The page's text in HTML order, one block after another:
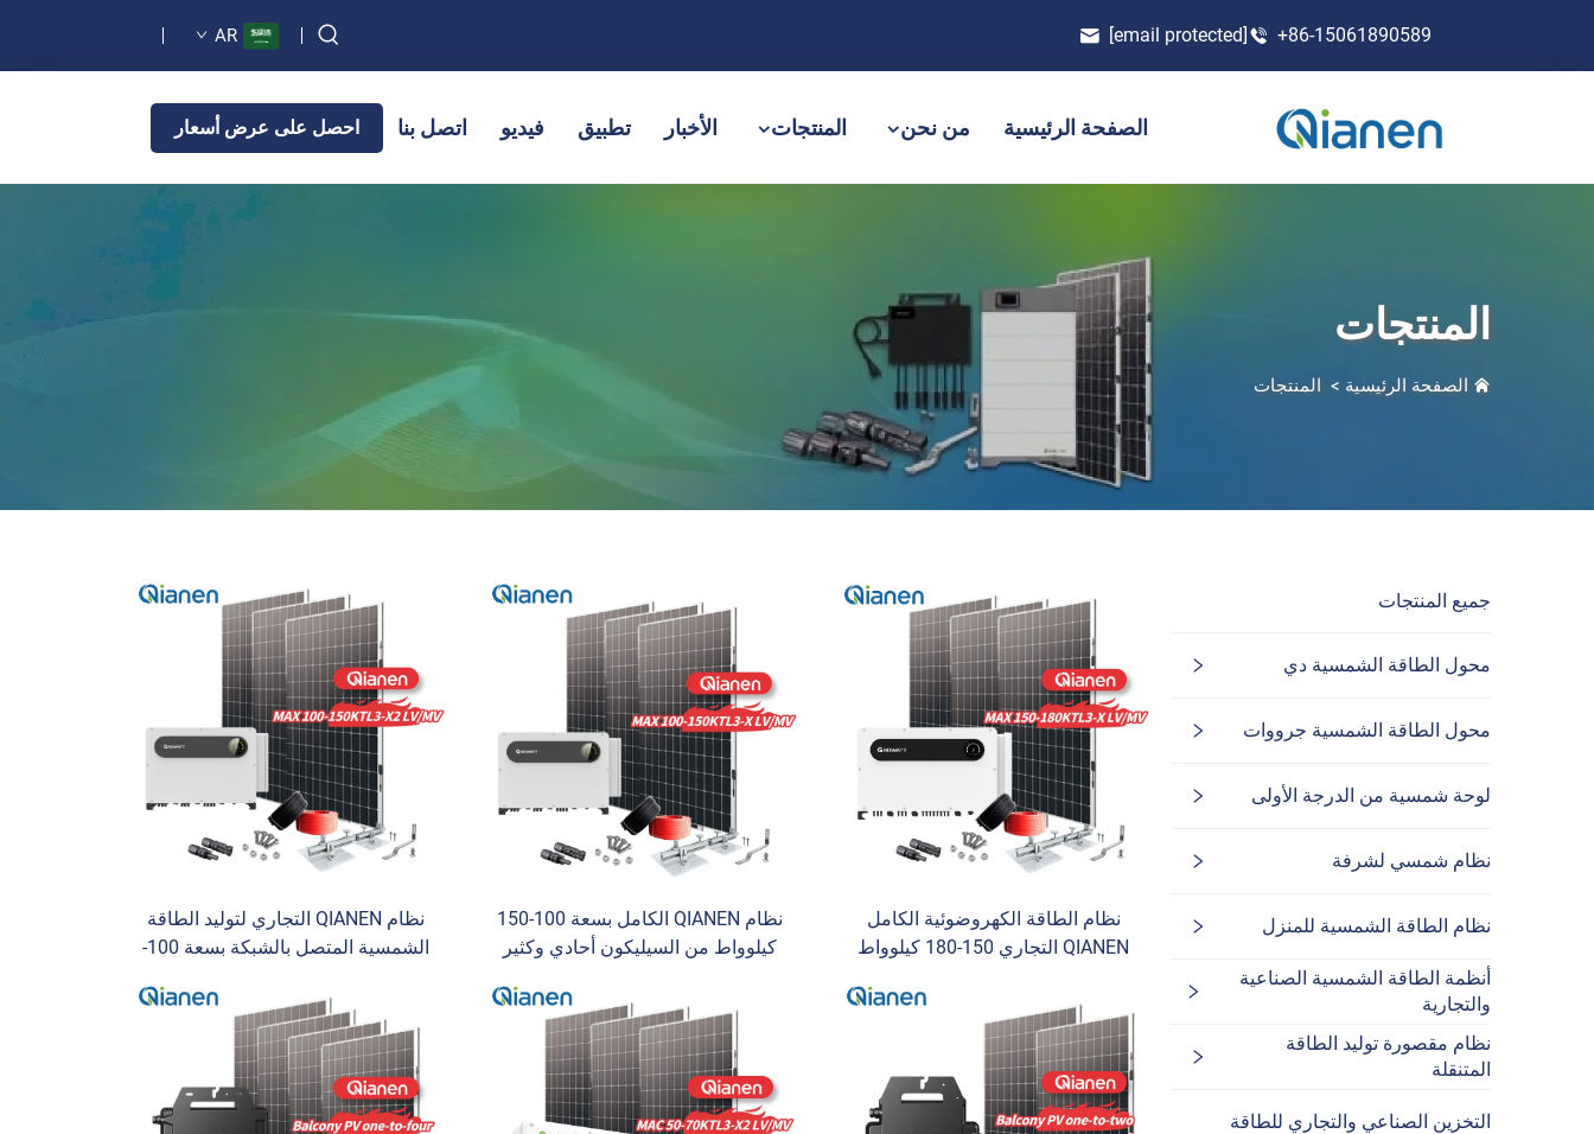
+86-15061890589
[email protected]
AR
الصفحة الرئيسية من نحن المنتجات الأخبار تطبيق فيديو اتصل بنا احصل على عرض أسعار
المنتجات
الصفحة الرئيسية > المنتجات
جميع المنتجات
محول الطاقة الشمسية دي
محول الطاقة الشمسية جرووات
لوحة شمسية من الدرجة الأولى
نظام شمسي لشرفة
نظام الطاقة الشمسية للمنزل
أنظمة الطاقة الشمسية الصناعية
والتجارية
نظام مقصورة توليد الطاقة
المتنقلة
التخزين الصناعي والتجاري للطاقة
نظام الطاقة الكهروضوئية الكامل
QIANEN التجاري 150-180 كيلوواط
مع خاصية MPPT، يحتوي على
سليكون أحادي البلورة
نظام QIANEN الكامل بسعة 100-150
كيلوواط من السيليكون أحادي وكثير
الطاقة الشمسية التجارية للصناعات
نظام QIANEN التجاري لتوليد الطاقة
الشمسية المتصل بالشبكة بسعة 100-
عالية الكفاءة لتوليد الطاقة
الكهروضوئية